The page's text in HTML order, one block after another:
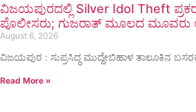
ವಿಜಯಪುರದಲ್ಲಿ Silver Idol Theft
ಪೊಲೀಸರು; ಗುಜರಾತ್ ಮೂಲದ
August 6, 2026
ವಿಜಯಪುರ : ಸುಪ್ರಸಿದ್ಧ ಮುದ್ದೇಬಿಹಾಳ ತಾಲೂಕಿನ
Read More »